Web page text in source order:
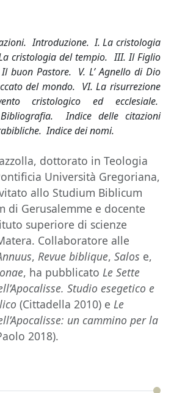
Introduzione. I. La cristologia
cristologia del tempio. III. Il Figlio
buon Pastore. V. L’ Agnello di Dio
del mondo. VI. La risurrezione
cristologico ed ecclesiale.
Indice delle citazioni
Indice dei nomi.
dottorato in Teologia
Università Gregoriana,
allo Studium Biblicum
di Gerusalemme e docente
superiore di scienze
Collaboratore alle
, Revue biblique, Salos e,
, ha pubblicato Le Sette
Studio esegetico e
(Cittadella 2010) e Le
un cammino per la
2018).